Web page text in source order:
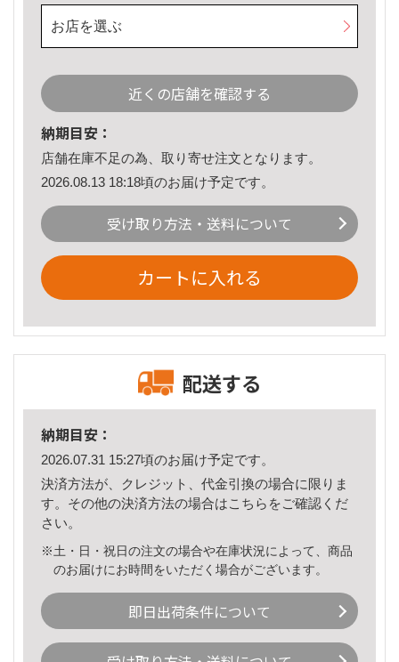
お店を選ぶ
近くの店舗を確認する
納期目安：
店舗在庫不足の為、取り寄せ注文となります。
2026.08.13 18:18頃のお届け予定です。
受け取り方法・送料について
カートに入れる
配送する
納期目安：
2026.07.31 15:27頃のお届け予定です。
決済方法が、クレジット、代金引換の場合に限りま
す。その他の決済方法の場合はこちら をご確認くだ
さい。
※土・日・祝日の注文の場合や在庫状況によって、商品
のお届けにお時間をいただく場合がございます。
即日出荷条件について